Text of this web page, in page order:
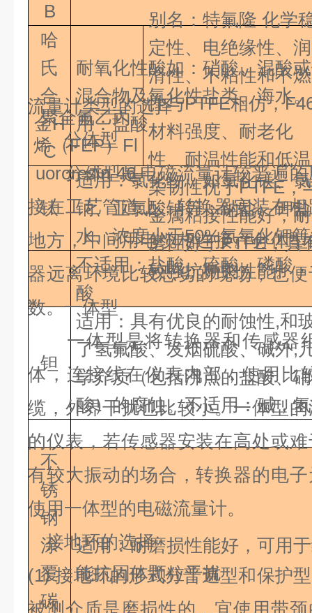
聚全氟乙丙
烯（FEP） Fl
uororesin-46
别名：特氟隆 化学
定性、电绝缘性、润
滑性、不粘性和不燃
性与PTFE相仿，
材料强度、耐老化
性、耐温性能和低温
柔韧性优于PTFE，
金属粘接性能好，耐
磨性好于PTFE，具
较强抗撕裂性能。
B
哈
氏
合
金H
C
耐氧化性酸如：硝酸、混酸
混合物及氧化性盐类、
用：盐酸
钛
适用：氯化物，如氯化镁、
钠、亚氯酸钠等；钠盐、钾
水、浓度小于50%氢氧化钾
不适用：盐酸，硫酸，磷酸
酸
钽
适用：具有优良的耐蚀性,和
了氢氟酸、发烟硫酸、碱外,
学介质（包括沸点的盐酸、
酸）的腐蚀。不适用：碱，
不
锈
钢
涂
覆
碳
适用：耐磨损性能好，可用
能抗固体颗粒干扰
流量计类型的选择
分体型
分体型是电磁流量计较普遍的
接在工艺管道上，转换器安装在
地方，中间用电缆相连接。分体
器远离环境比较恶劣的现场，也
数。一体型
一体型是将转换器和传感器
体，连接线在仪表内部，使用比
缆，外界干扰也比较小。一体型
的仪表，若传感器安装在高处或
有较大振动的场合，转换器的电
使用一体型的电磁流量计。
接地环的选择
(1)接地环的形式分普遍型和保护
被测介质是磨损性的，宜使用带